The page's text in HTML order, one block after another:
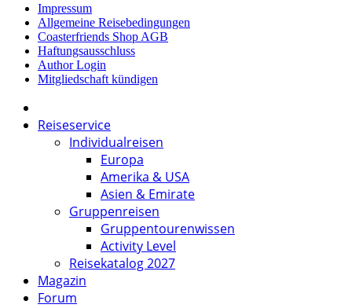
Impressum
Allgemeine Reisebedingungen
Coasterfriends Shop AGB
Haftungsausschluss
Author Login
Mitgliedschaft kündigen
Reiseservice
Individualreisen
Europa
Amerika & USA
Asien & Emirate
Gruppenreisen
Gruppentourenwissen
Activity Level
Reisekatalog 2027
Magazin
Forum